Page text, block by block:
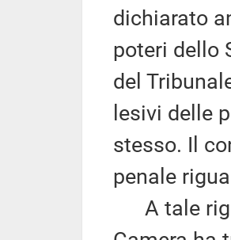
dichiarato
poteri dello
del
lesivi delle
stesso. Il
penale
A tale